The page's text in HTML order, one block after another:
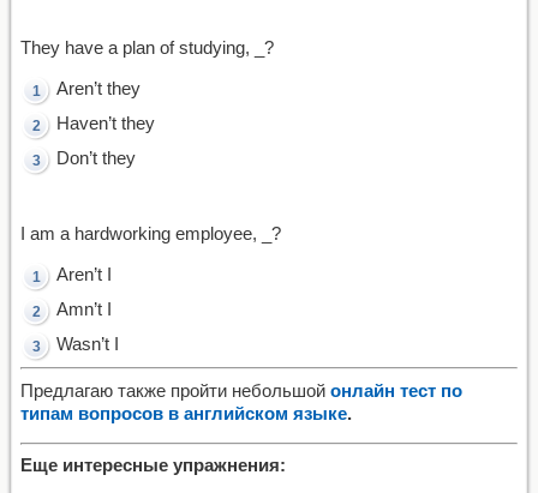
They have a plan of studying, _?
Aren’t they
Haven’t they
Don’t they
I am a hardworking employee, _?
Aren’t I
Amn’t I
Wasn’t I
Предлагаю также пройти небольшой онлайн тест по
типам вопросов в английском языке.
Еще интересные упражнения: